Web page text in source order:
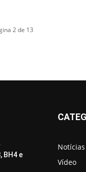
2 de 13
BH4 e
Notícias
Vídeo